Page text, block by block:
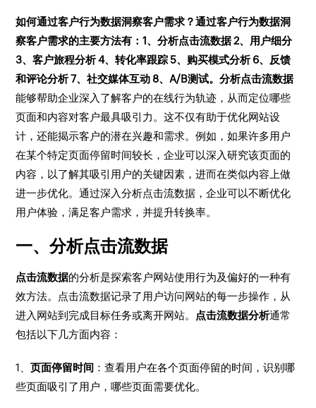
如何通过客户行为数据洞察客户需求？通过客户行为数据洞
察客户需求的主要方法有：1、分析点击流数据 2、用户细分
3、客户旅程分析 4、转化率跟踪 5、购买模式分析 6、反馈
和评论分析 7、社交媒体互动 8、A/B测试。分析点击流数据
能够帮助企业深入了解客户的在线行为轨迹，从而定位哪些
页面和内容对客户最具吸引力。这不仅有助于优化网站设
计，还能揭示客户的潜在兴趣和需求。例如，如果许多用户
在某个特定页面停留时间较长，企业可以深入研究该页面的
内容，以了解其吸引用户的关键因素，进而在类似内容上做
进一步优化。通过深入分析点击流数据，企业可以不断优化
用户体验，满足客户需求，并提升转换率。
一、分析点击流数据
点击流数据的分析是探索客户网站使用行为及偏好的一种有
效方法。点击流数据记录了用户访问网站的每一步操作，从
进入网站到完成目标任务或离开网站。 点击流数据分析通常
包括以下几方面内容：
1、页面停留时间 ：查看用户在各个页面停留的时间，识别哪
些页面吸引了用户，哪些页面需要优化。